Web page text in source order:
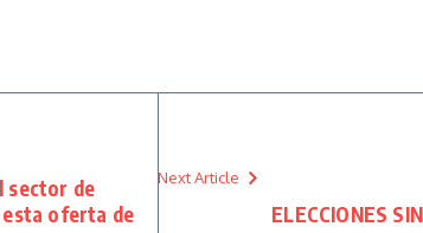
sector de
esta oferta de
Next Article
ELECCIONES